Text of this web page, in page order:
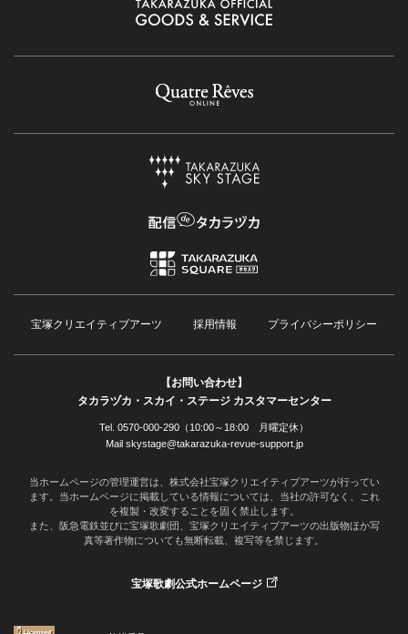
宝塚クリエイティブアーツ 採用情報 プライバシーポリシー
【お問い合わせ】
タカラヅカ・スカイ・ステージ カスタマーセンター
Tel. 0570-000-290（10:00～18:00 月曜定休）
Mail skystage@takarazuka-revue-support.jp
当ホームページの管理運営は、株式会社宝塚クリエイティブアーツが行ってい
ます。当ホームページに掲載している情報については、当社の許可なく、これ
を複製・改変することを固く禁止します。
また、阪急電鉄並びに宝塚歌劇団、宝塚クリエイティブアーツの出版物ほか写
真等著作物についても無断転載、複写等を禁じます。
宝塚歌劇公式ホームページ